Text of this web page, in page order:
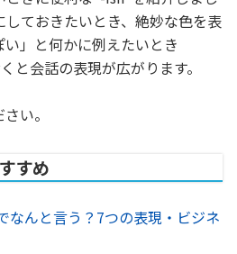
ておきたいとき、絶妙な色を表
」と何かに例えたいとき
と会話の表現が広がります。
い。
すめ
なんと言う？7つの表現・ビジネ